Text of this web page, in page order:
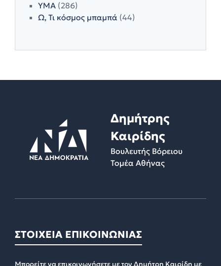
ΥΜΑ (286)
Ω, Τι κόσμος μπαμπά (44)
Δημήτρης
Καιρίδης
Βουλευτής Βόρειου
Τομέα Αθήνας
ΣΤΟΙΧΕΙΑ ΕΠΙΚΟΙΝΩΝΙΑΣ
Μπορείτε να επικοινωνήσετε με τον Δημήτρη Καιρίδη με